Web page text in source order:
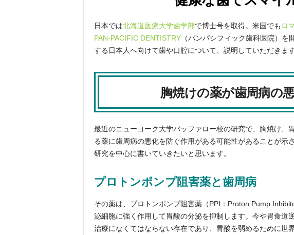
日本では北海道医療大学歯学部で博士号を取得。米国でも ロ
PAN-PACIFIC DENTISTRY（パンパシフィック歯科医院）を
する日本人へ向けて歯や口腔について、説明していただきます
胸焼けの薬が歯周病の
最近のニューヨーク大学バッファロー校の研究で、胸焼け、
る薬に歯周病の悪化を防ぐ作用がある可能性があることが示
研究を中心に書いていきたいと思います。
プロトンポンプ阻害薬と歯周病
その薬は、プロトンポンプ阻害薬（PPI：Proton Pump
泌細胞に強く作用して胃酸の分泌を抑制します。今や胃食道
治療になくてはならない存在であり、胃酸を弱めるために世